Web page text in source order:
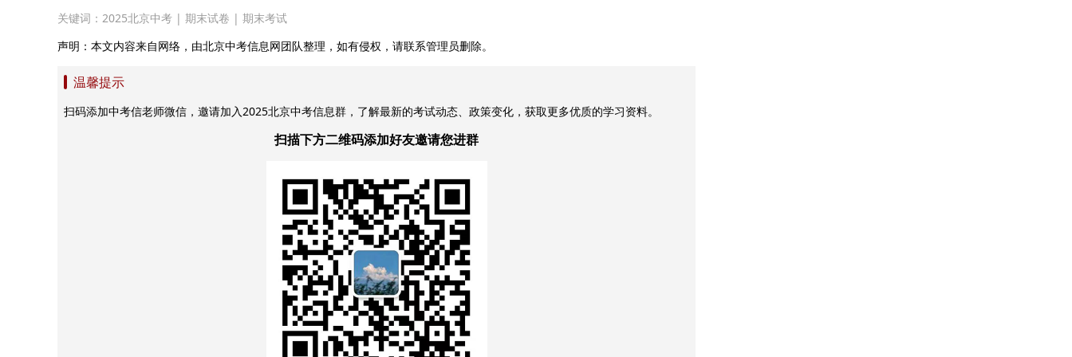
关键词： 2025北京中考 | 期末试卷 | 期末考试
声明：本文内容来自网络，由北京中考信息网团队整理，如有侵权，请联系管理员删除。
温馨提示
扫码添加中考信老师微信，邀请加入2025北京中考信息群，了解最新的考试动态、政策变化，获取更多优质的学习资料。
扫描下方二维码添加好友邀请您进群